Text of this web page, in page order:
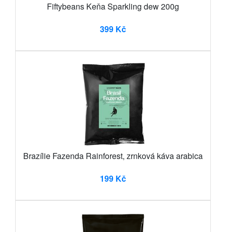
Fiftybeans Keňa Sparkling dew 200g
399 Kč
Brazílie Fazenda Rainforest, zrnková káva arabica
199 Kč